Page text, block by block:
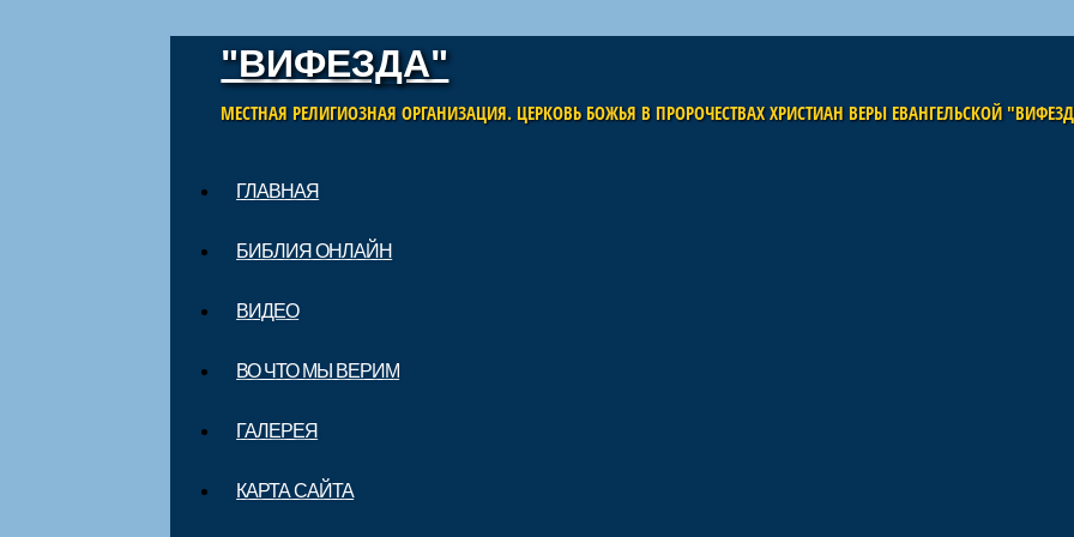
"ВИФЕЗДА"
МЕСТНАЯ РЕЛИГИОЗНАЯ ОРГАНИЗАЦИЯ. ЦЕРКОВЬ БОЖЬЯ В ПРОРОЧЕСТВАХ ХРИСТИАН ВЕРЫ ЕВАНГЕЛЬСКОЙ
Main menu
ГЛАВНАЯ
БИБЛИЯ ОНЛАЙН
ВИДЕО
ВО ЧТО МЫ ВЕРИМ
ГАЛЕРЕЯ
КАРТА САЙТА